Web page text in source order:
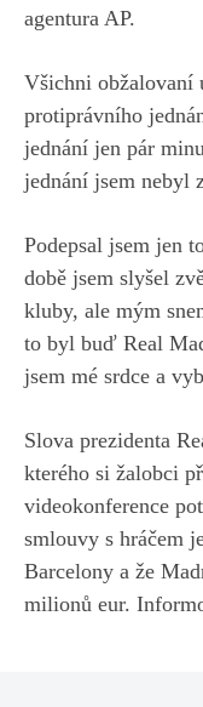
agentura AP.
Všichni obžalovaní
protiprávního
jednání jen pár
jednání jsem nebyl
Podepsal jsem jen
době jsem slyšel
kluby, ale mým
to byl buď Real
jsem mé srdce a
Slova prezidenta
kterého si žalobci
videokonference
smlouvy s hráčem
Barcelony a že
milionů eur.